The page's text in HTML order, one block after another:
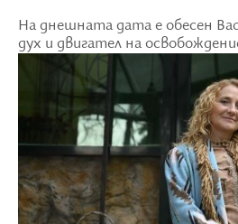
На днешната дата е обесен
дух и двигател на